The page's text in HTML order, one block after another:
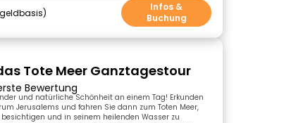
Infos &
Buchung
Tote Meer Ganztagestour
Bewertung
und natürliche Schönheit an einem Tag! Erkunden
Jerusalems und fahren Sie dann zum Toten Meer,
und in seinem heilenden Wasser zu